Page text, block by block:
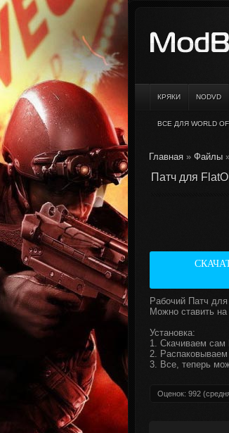
КРЯКИ NODVD
ВСЕ ДЛЯ WORLD OF
Главная » Файлы
Патч для
Рабочий Патч
Можно ставить
Установка:
1. Скачиваем сам
2. Распаковываем
3. Все, теперь
Оценок: 992